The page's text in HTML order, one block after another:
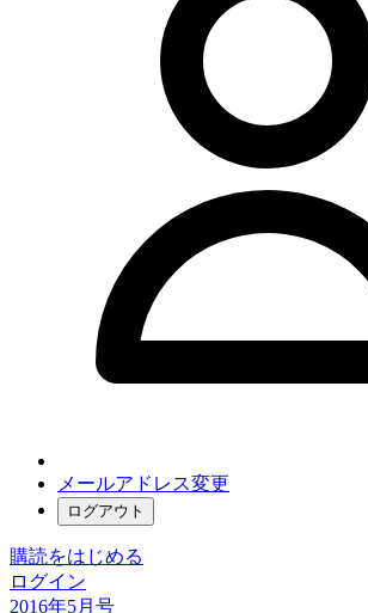
メールアドレス変更
ログアウト
購読をはじめる
ログイン
2016年5月号